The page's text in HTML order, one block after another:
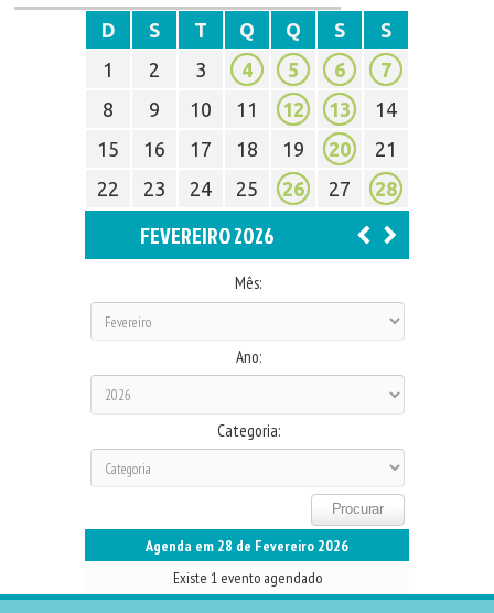
D S T Q Q S
S
1
2 3 4 5 6
7
8
9 10 11 12 13
14
15
16 17 18 19 20
21
22
23 24 25 26 27 28
FEVEREIRO 2026
Mês:
Ano:
Categoria:
Agenda em 28 de Fevereiro 2026
Existe 1 evento agendado